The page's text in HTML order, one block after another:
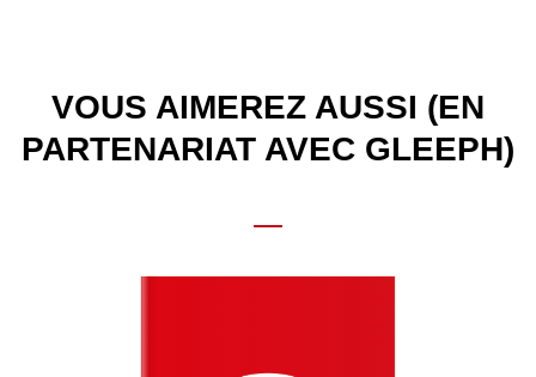
VOUS AIMEREZ AUSSI (EN
PARTENARIAT AVEC GLEEPH)